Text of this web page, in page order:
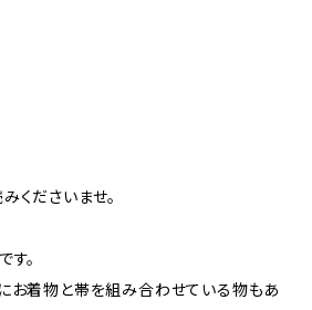
くださいませ。
。
お着物と帯を組み合わせている物もあ